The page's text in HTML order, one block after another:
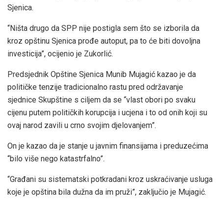
Sjenica.
“Ništa drugo da SPP nije postigla sem što se izborila da
kroz opštinu Sjenica prođe autoput, pa to će biti dovoljna
investicija”, ocijenio je Zukorlić.
Predsjednik Opštine Sjenica Munib Mujagić kazao je da
političke tenzije tradicionalno rastu pred održavanje
sjednice Skupštine s ciljem da se “vlast obori po svaku
cijenu putem političkih korupcija i ucjena i to od onih koji su
ovaj narod zavili u crno svojim djelovanjem”.
On je kazao da je stanje u javnim finansijama i preduzećima
“bilo više nego katastrfalno”.
“Građani su sistematski potkradani kroz uskraćivanje usluga
koje je opština bila dužna da im pruži”, zaključio je Mujagić.